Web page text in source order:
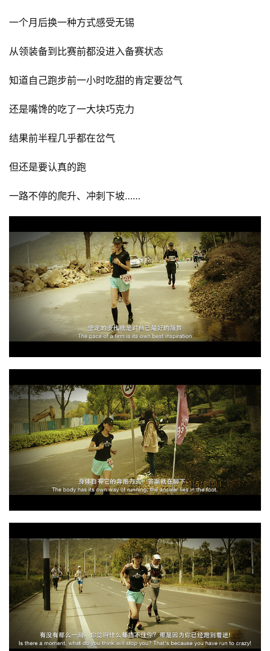
一个月后换一种方式感受无锡
从领装备到比赛前都没进入备赛状态
知道自己跑步前一小时吃甜的肯定要岔气
还是嘴馋的吃了一大块巧克力
结果前半程几乎都在岔气
但还是要认真的跑
一路不停的爬升、冲刺下坡……